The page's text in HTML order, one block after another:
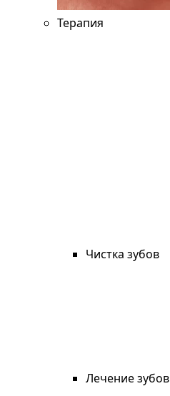
Терапия
Чистка зубов
Лечение зубов